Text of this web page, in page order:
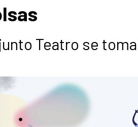
Teatro se